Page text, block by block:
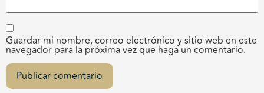
Guardar mi nombre, correo electrónico y sitio web en este
navegador para la próxima vez que haga un comentario.